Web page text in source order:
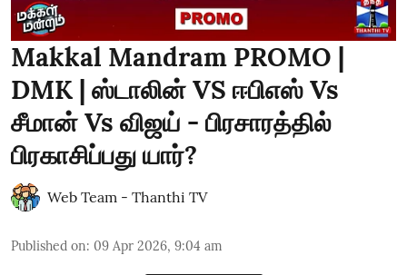
Makkal Mandram PROMO |
DMK | ஸ்டாலின் VS ஈபிஎஸ் Vs
சீமான் Vs விஜய் - பிரசாரத்தில்
பிரகாசிப்பது யார்?
Web Team - Thanthi TV
Published on: 09 Apr 2026, 9:04 am